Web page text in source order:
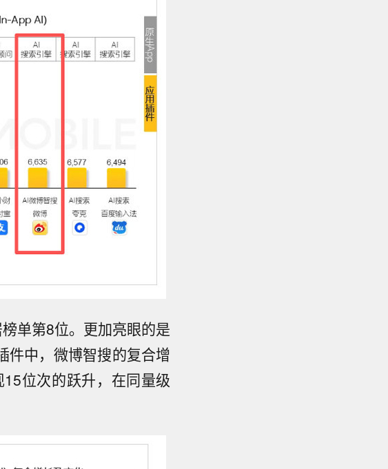
单第8位。更加亮眼的是
件中，微博智搜的复合增
位次的跃升，在同量级